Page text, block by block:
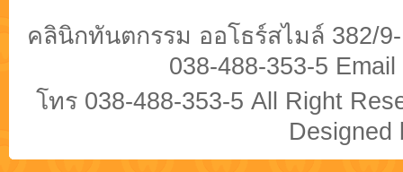
คลินิกทันตกรรม ออโธร์สไมล์ 382/
038-488-353-5
โทร 038-488-353-5 All Right
Designed